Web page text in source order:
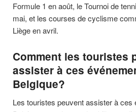
Formule 1 en août, le Tournoi de
mai, et les courses de cyclisme
Liège en avril.
Comment les touristes
assister à ces
Belgique?
Les touristes peuvent assister à